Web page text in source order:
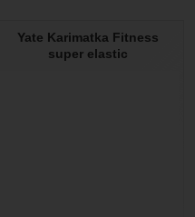
Yate Karimatka Fitness
super elastic